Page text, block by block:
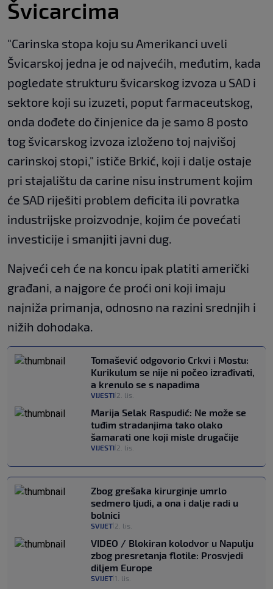
Švicarcima
"Carinska stopa koju su Amerikanci uveli
Švicarskoj jedna je od najvećih, međutim, kada
pogledate strukturu švicarskog izvoza u SAD i
sektore koji su izuzeti, poput farmaceutskog,
onda dođete do činjenice da je samo 8 posto
tog švicarskog izvoza izloženo toj najvišoj
carinskoj stopi," ističe Brkić, koji i dalje ostaje
pri stajalištu da carine nisu instrument kojim
će SAD riješiti problem deficita ili povratka
industrijske proizvodnje, kojim će povećati
investicije i smanjiti javni dug.
Najveći ceh će na koncu ipak platiti američki
građani, a najgore će proći oni koji imaju
najniža primanja, odnosno na razini srednjih i
nižih dohodaka.
Tomašević odgovorio Crkvi i Mostu:
Kurikulum se nije ni počeo izrađivati,
a krenulo se s napadima
VIJESTI 2. lis.
Marija Selak Raspudić: Ne može se
tuđim stradanjima tako olako
šamarati one koji misle drugačije
VIJESTI 2. lis.
Zbog grešaka kirurginje umrlo
sedmero ljudi, a ona i dalje radi u
bolnici
SVIJET 2. lis.
VIDEO / Blokiran kolodvor u Napulju
zbog presretanja flotile: Prosvjedi
diljem Europe
SVIJET 1. lis.